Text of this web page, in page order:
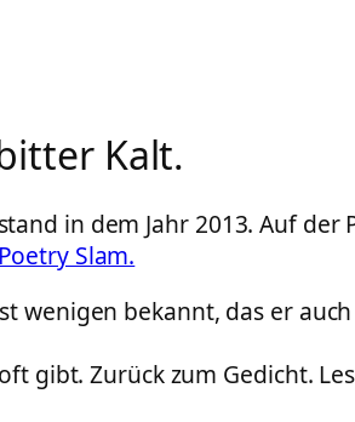
Kalt.
in dem Jahr 2013. Auf
Slam.
wenigen bekannt, das er
gibt. Zurück zum Gedicht.